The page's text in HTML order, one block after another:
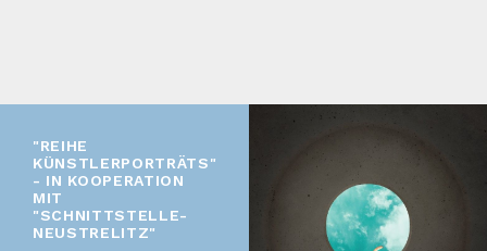
"REIHE
KÜNSTLERPORTRÄTS"
- IN KOOPERATION
MIT
"SCHNITTSTELLE-
NEUSTRELITZ"